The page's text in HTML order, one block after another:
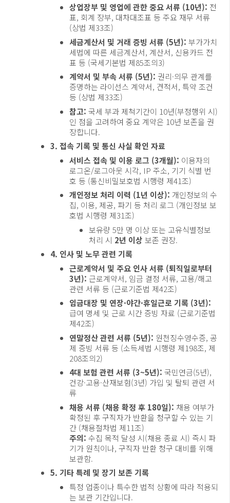
상업장부 및 영업에 관한 중요 서류 (10년): 전
표, 회계 장부, 대차대조표 등 주요 재무 서류
(상법 제33조)
세금계산서 및 거래 증빙 서류 (5년): 부가가치
세법에 따른 세금계산서, 계산서, 신용카드 전
표 등 (국세기본법 제85조의3)
계약서 및 부속 서류 (5년): 권리·의무 관계를
증명하는 라이선스 계약서, 견적서, 특약 조건
등 (상법 제33조)
참고: 국세 부과 제척기간이 10년(부정행위 시)
인 점을 고려하여 중요 계약은 10년 보존을 권
장합니다.
3. 접속 기록 및 통신 사실 확인 자료
서비스 접속 및 이용 로그 (3개월): 이용자의
로그온/로그아웃 시각, IP 주소, 기기 식별 번
호 등 (통신비밀보호법 시행령 제41조)
개인정보 처리 이력 (1년 이상): 개인정보의 수
집, 이용, 제공, 파기 등 처리 로그 (개인정보 보
호법 시행령 제31조)
보유량 5만 명 이상 또는 고유식별정보
처리 시 2년 이상 보존 권장.
4. 인사 및 노무 관련 기록
근로계약서 및 주요 인사 서류 (퇴직일로부터
3년): 근로계약서, 임금 결정 서류, 고용/해고
관련 서류 등 (근로기준법 제42조)
임금대장 및 연장·야간·휴일근로 기록 (3년):
급여 명세 및 근로 시간 증빙 자료 (근로기준법
제42조)
연말정산 관련 서류 (5년): 원천징수영수증, 공
제 증빙 서류 등 (소득세법 시행령 제198조, 제
208조의2)
4대 보험 관련 서류 (3~5년): 국민연금(5년),
건강·고용·산재보험(3년) 가입 및 탈퇴 관련 서
류
채용 서류 (채용 확정 후 180일): 채용 여부가
확정된 후 구직자가 반환을 청구할 수 있는 기
간 (채용절차법 제11조)
주의: 수집 목적 달성 시(채용 종료 시) 즉시 파
기가 원칙이나, 구직자 반환 청구 대비를 위해
보관함.
5. 기타 특례 및 장기 보존 기록
특정 업종이나 특수한 법적 상황에 따라 적용되
는 보관 기간입니다.